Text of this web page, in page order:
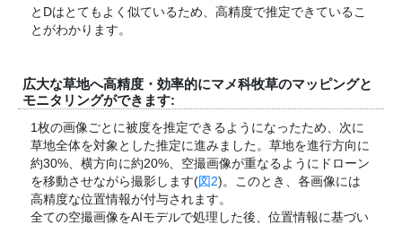
とDはとてもよく似ているため、高精度で推定できているこ
とがわかります。
広大な草地へ高精度・効率的にマメ科牧草のマッピングと
モニタリングができます:
1枚の画像ごとに被度を推定できるようになったため、次に
草地全体を対象とした推定に進みました。草地を進行方向に
約30%、横方向に約20%、空撮画像が重なるようにドローン
を移動させながら撮影します(図2)。このとき、各画像には
高精度な位置情報が付与されます。
全ての空撮画像をAIモデルで処理した後、位置情報に基づい